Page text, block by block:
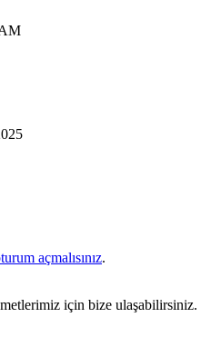
açmalısınız.
için bize ulaşabilirsiniz.